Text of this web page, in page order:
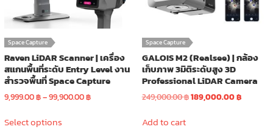
Space Capture
Raven LiDAR Scanner | เครื่อง
สแกนพื้นที่ระดับ Entry Level งาน
สำรวจพื้นที่ Space Capture
9,999.00฿–99,900.00฿Price
Select optionsproduct
Space Capture
GALOIS M2 (Realsee) | กล้อง
เก็บภาพ 3มิติระดับสูง 3D
Professional LiDAR Camera
249,000.00฿Original
189,000.00฿Current
Add to cart